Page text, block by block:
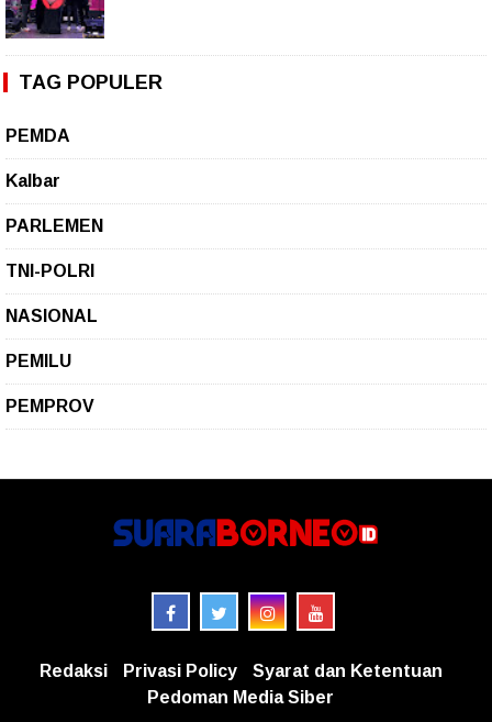
TAG POPULER
PEMDA
Kalbar
PARLEMEN
TNI-POLRI
NASIONAL
PEMILU
PEMPROV
Redaksi Privasi Policy
Syarat dan Ketentuan
Pedoman Media Siber